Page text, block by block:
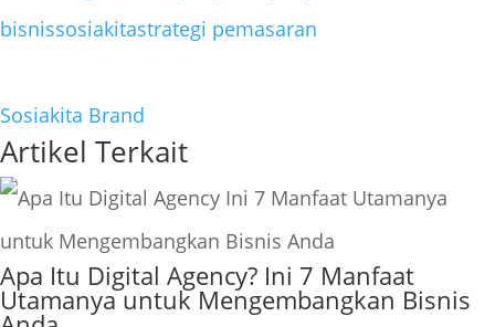
bisnissosiakitastrategi pemasaran
Sosiakita Brand
Artikel Terkait
Apa Itu Digital Agency? Ini 7 Manfaat
Utamanya untuk Mengembangkan Bisnis